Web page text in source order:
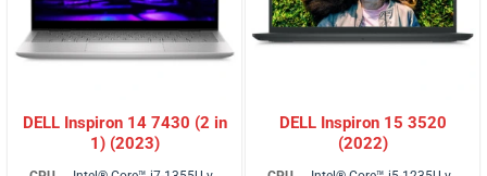
DELL Inspiron 14 7430 (2 in
1) (2023)
DELL Inspiron 15 3520
(2022)